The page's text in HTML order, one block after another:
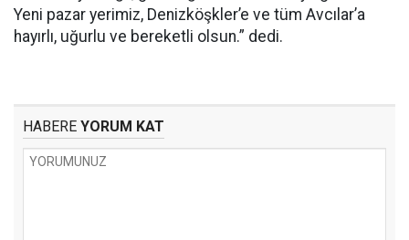
Yeni pazar yerimiz, Denizköşkler’e ve tüm Avcılar’a
hayırlı, uğurlu ve bereketli olsun.” dedi.
HABERE YORUM KAT